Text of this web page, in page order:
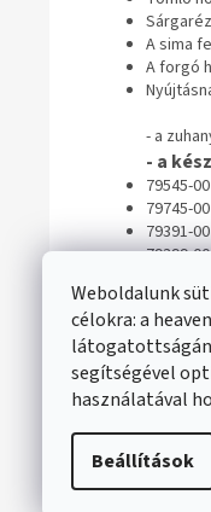
Weboldalunk
célokra: a
segítségével
használatával
Beállítások
A sima
A forgó
- a
- a
79545-
79745-
79391-
79399-
Hasonló